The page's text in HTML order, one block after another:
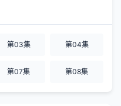
第03集 第04集
第07集 第08集